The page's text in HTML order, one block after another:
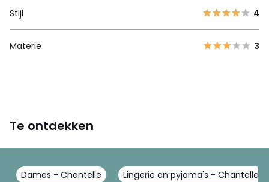
Stijl 4
Materie 3
Te ontdekken
Dames - Chantelle Lingerie en pyjama's - Chantelle